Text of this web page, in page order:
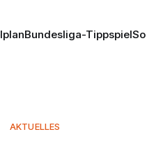
Bundesliga-Tippspiel
AKTUELLES